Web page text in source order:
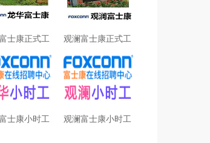
士康正式工 观澜富士康正式工
士康小时工 观澜富士康小时工